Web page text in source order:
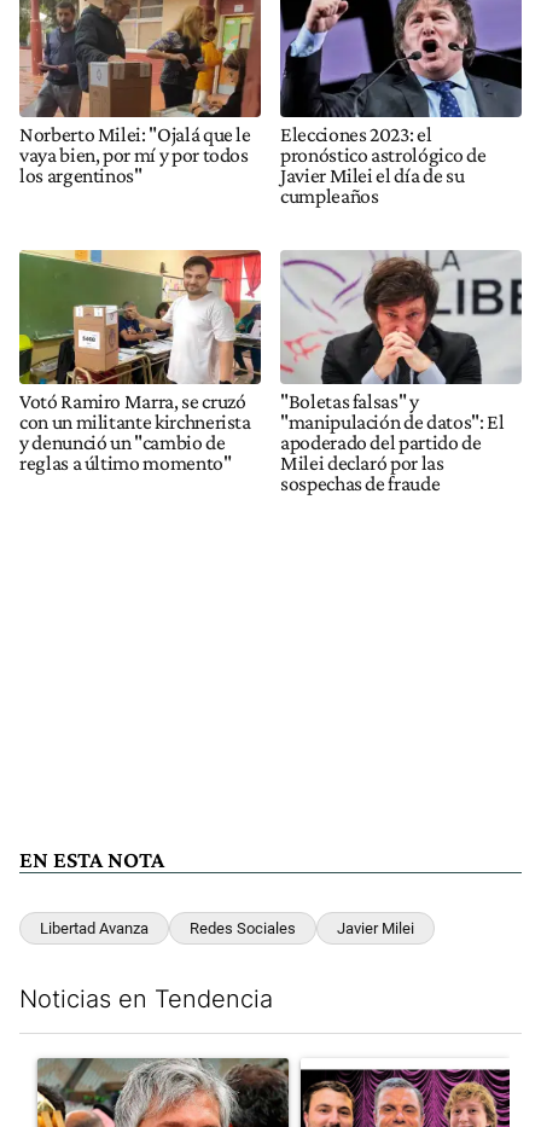
Norberto Milei: "Ojalá que le
vaya bien, por mí y por todos
los argentinos"
Elecciones 2023: el
pronóstico astrológico de
Javier Milei el día de su
cumpleaños
Votó Ramiro Marra, se cruzó
con un militante kirchnerista
y denunció un "cambio de
reglas a último momento"
"Boletas falsas" y
"manipulación de datos": El
apoderado del partido de
Milei declaró por las
sospechas de fraude
EN ESTA NOTA
Libertad Avanza Redes Sociales Javier Milei
Noticias en Tendencia
Un artículo de tendencia con el título "Murió Jorge Messi, el
Un artículo de tendencia con